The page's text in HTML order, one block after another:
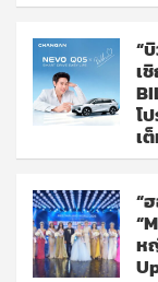
“
เ
โ
เ
“
ห